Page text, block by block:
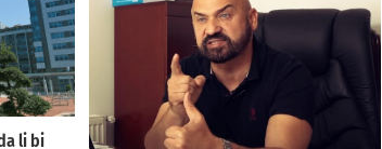
li bi